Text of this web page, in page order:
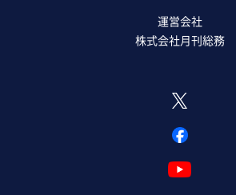
運営会社
株式会社月刊総務